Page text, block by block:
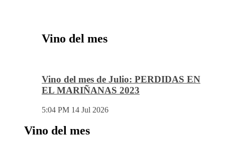
Vino del mes
Vino del mes de Julio: PERDIDAS EN
EL MARIÑANAS 2023
5:04 PM 14 Jul 2026
Vino del mes